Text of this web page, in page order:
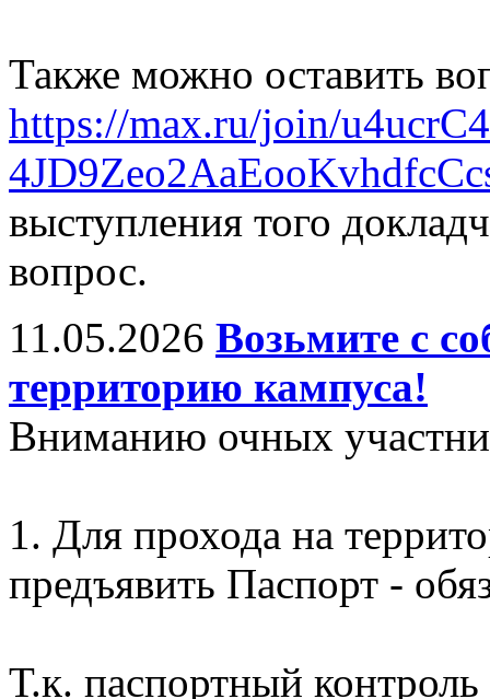
Также можно оставить
https://max.ru/join/
выступления того
вопрос.
11.05.2026 Возьмите с
территорию кампуса!
Вниманию очных
1. Для прохода на
предъявить Паспорт -
Т.к. паспортный